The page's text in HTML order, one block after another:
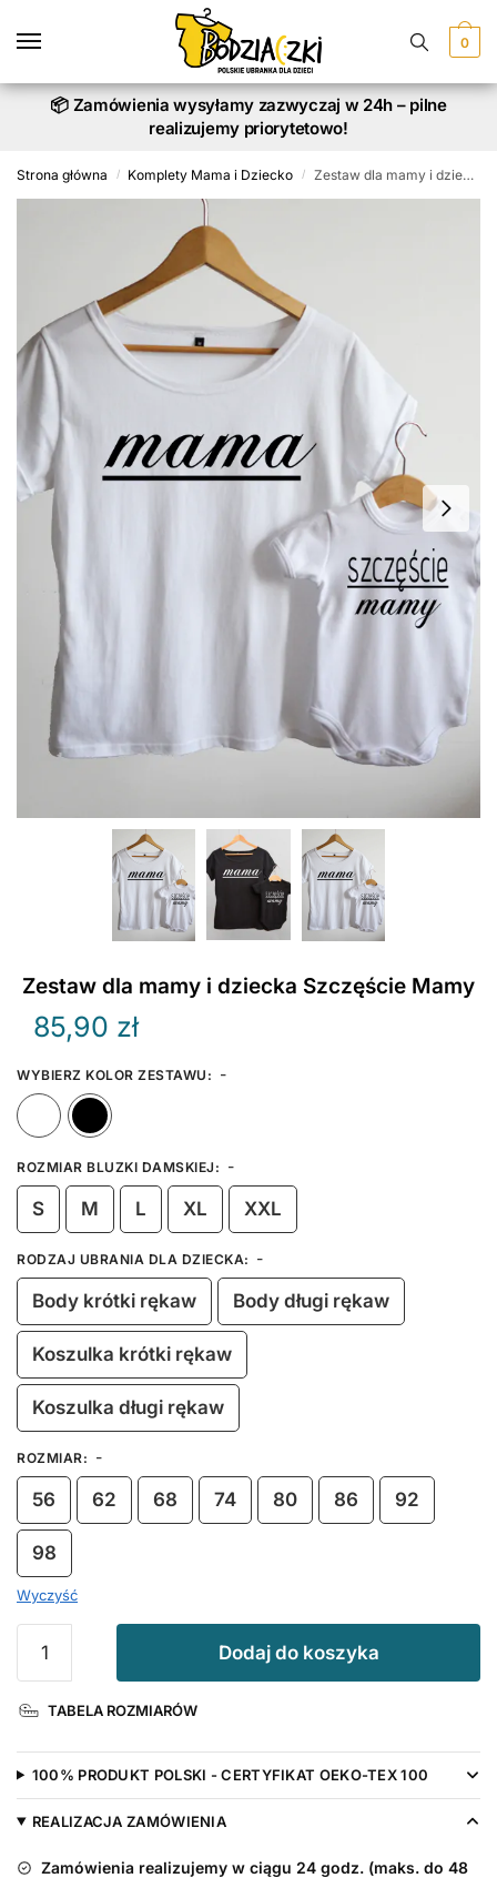
0
📦 Zamówienia wysyłamy zazwyczaj w 24h – pilne
realizujemy priorytetowo!
Strona główna / Komplety Mama i Dziecko / Zestaw dla mamy i dziecka Szczęście Mamy
Zestaw dla mamy i dziecka Szczęście Mamy
85,90 zł
WYBIERZ KOLOR ZESTAWU : -
ROZMIAR BLUZKI DAMSKIEJ : -
S M L XL XXL
RODZAJ UBRANIA DLA DZIECKA: -
Body krótki rękaw Body długi rękaw
Koszulka krótki rękaw
Koszulka długi rękaw
ROZMIAR: -
56 62 68 74 80 86 92
98
Wyczyść
Zestaw
dla
mamy
dziecka
Szczęście
Mamy
Dodaj do koszyka
TABELA ROZMIARÓW
100% PRODUKT POLSKI - CERTYFIKAT OEKO-TEX 100
REALIZACJA ZAMÓWIENIA
Zamówienia realizujemy w ciągu 24 godz. (maks. do 48